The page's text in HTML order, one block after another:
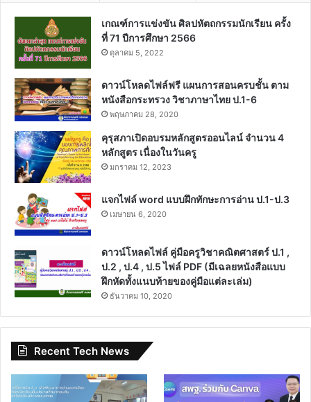
เกณฑ์การแข่งขัน ศิลปหัตถกรรมนักเรียน ครั้ง
ที่ 71 ปีการศึกษา 2566
ตุลาคม 5, 2022
ดาวน์โหลดไฟล์ฟรี แผนการสอนครบชั้น ตาม
หนังสือกระทรวง วิชาภาษาไทย ป.1-6
พฤษภาคม 28, 2020
คุรุสภาเปิดอบรมหลักสูตรออนไลน์ จำนวน 4
หลักสูตร เนื่องในวันครู
มกราคม 12, 2023
แจกไฟล์ word แบบฝึกทักษะการอ่าน ป.1-ป.3
เมษายน 6, 2020
ดาวน์โหลดไฟล์ คู่มือครูวิชาคณิตศาสตร์ ป.1 ,
ป.2 , ป.4 , ป.5 ไฟล์ PDF (มีเฉลยหนังสือแบบ
ฝึกหัดทั้งแนบท้ายของคู่มือแต่ละเล่ม)
ธันวาคม 10, 2020
Recent Tech News